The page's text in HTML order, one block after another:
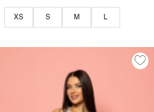
XS S M